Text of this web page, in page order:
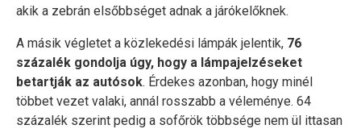
akik a zebrán elsőbbséget adnak a járókelőknek.
A másik végletet a közlekedési lámpák jelentik, 76
százalék gondolja úgy, hogy a lámpajelzéseket
betartják az autósok. Érdekes azonban, hogy minél
többet vezet valaki, annál rosszabb a véleménye. 64
százalék szerint pedig a sofőrök többsége nem ül ittasan